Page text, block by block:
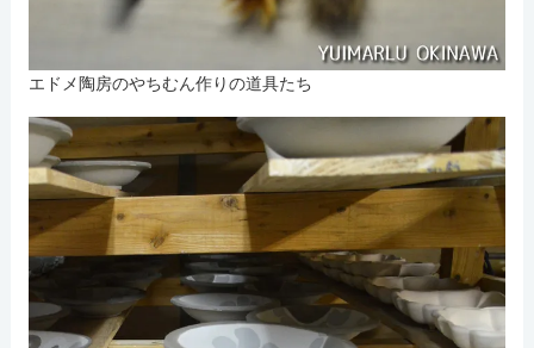
エドメ陶房のやちむん作りの道具たち